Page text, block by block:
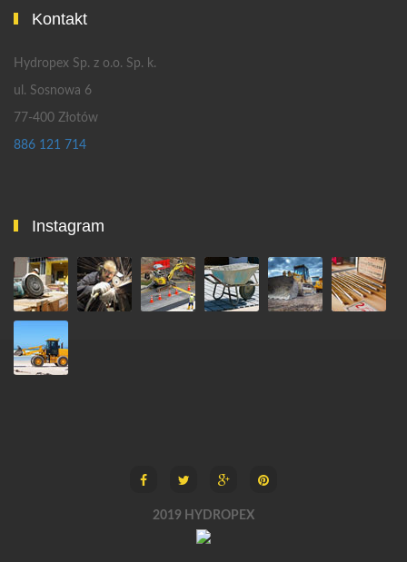
Kontakt
Hydropex Sp. z o.o. Sp. k.
ul. Sosnowa 6
77-400 Złotów
886 121 714
Instagram
2019 HYDROPEX